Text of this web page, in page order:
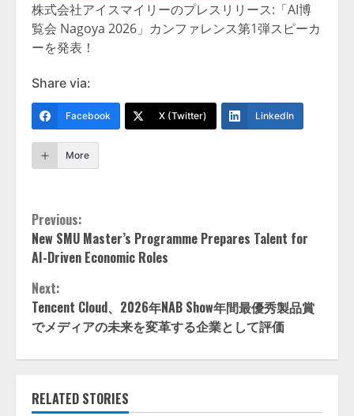
株式会社アイスマイリーのプレスリリース:「AI博
覧会 Nagoya 2026」カンファレンス第1弾スピーカ
ーを発表！
Share via:
Facebook X (Twitter) LinkedIn
More
Continue
Reading
Previous:
New SMU Master’s Programme Prepares Talent for
AI-Driven Economic Roles
Next:
Tencent Cloud、2026年NAB Show年間最優秀製品賞
でメディアの未来を変革する企業として評価
RELATED STORIES